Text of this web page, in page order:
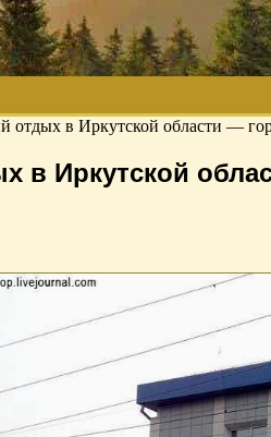
отдых в Иркутской области —
в Иркутской